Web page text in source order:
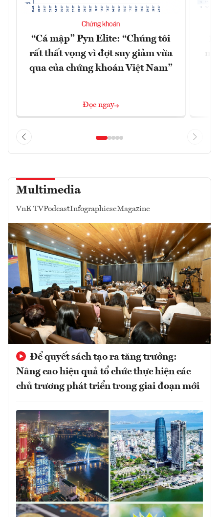
Chứng khoán
“Cá mập” Pyn Elite: “Chúng tôi
rất thất vọng vì đợt suy giảm vừa
qua của chứng khoán Việt Nam”
Đọc ngay
Multimedia
VnE TVPodcastInfographicseMagazine
Để quyết sách tạo ra tăng trưởng:
Nâng cao hiệu quả tổ chức thực hiện các
chủ trương phát triển trong giai đoạn mới